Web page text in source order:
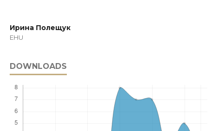
Ирина Полещук
EHU
DOWNLOADS